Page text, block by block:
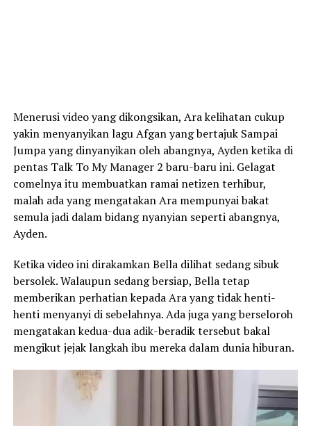
Menerusi video yang dikongsikan, Ara kelihatan cukup
yakin menyanyikan lagu Afgan yang bertajuk Sampai
Jumpa yang dinyanyikan oleh abangnya, Ayden ketika di
pentas Talk To My Manager 2 baru-baru ini. Gelagat
comelnya itu membuatkan ramai netizen terhibur,
malah ada yang mengatakan Ara mempunyai bakat
semula jadi dalam bidang nyanyian seperti abangnya,
Ayden.
Ketika video ini dirakamkan Bella dilihat sedang sibuk
bersolek. Walaupun sedang bersiap, Bella tetap
memberikan perhatian kepada Ara yang tidak henti-
henti menyanyi di sebelahnya. Ada juga yang berseloroh
mengatakan kedua-dua adik-beradik tersebut bakal
mengikut jejak langkah ibu mereka dalam dunia hiburan.